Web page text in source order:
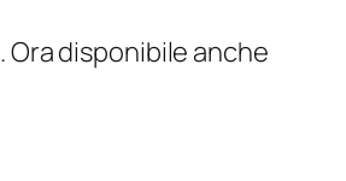
. Ora disponibile anche